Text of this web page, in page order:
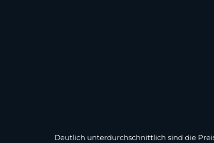
Deutlich unterdurchschnittlich sind die